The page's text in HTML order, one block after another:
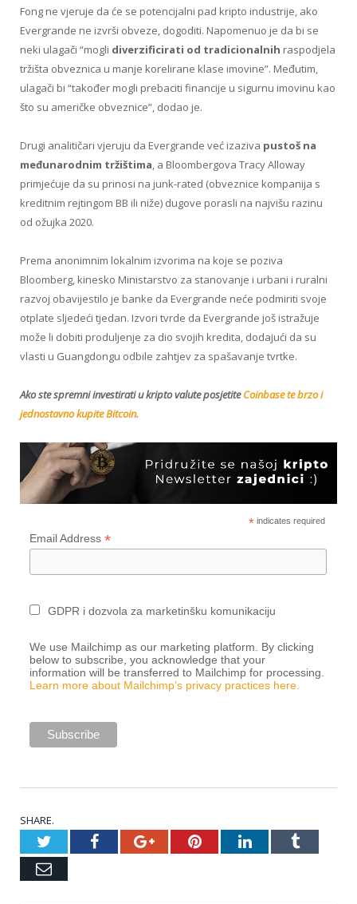
Fong ne vjeruje da će se potencijalni pad kripto industrije, ako
Evergrande ne izvrši obveze, dogoditi. Napomenuo je da bi se
neki ulagači “mogli diverzificirati od tradicionalnih raspodjela
tržišta obveznica u manje korelirane klase imovine”. Međutim,
ulagači bi “također mogli prebaciti financije u sigurnu imovinu kao
što su američke obveznice”, dodao je.
Drugi analitičari vjeruju da Evergrande već izaziva pustoš na
međunarodnim tržištima, a Bloombergova Tracy Alloway
primjećuje da su prinosi na junk-rated (obveznice kompanija s
kreditnim rejtingom BB ili niže) dugove porasli na najvišu razinu
od ožujka 2020.
Prema anonimnim lokalnim izvorima na koje se poziva
Bloomberg, kinesko Ministarstvo za stanovanje i urbani i ruralni
razvoj obavijestilo je banke da Evergrande neće podmiriti svoje
otplate sljedeći tjedan. Izvori tvrde da Evergrande još istražuje
može li dobiti produljenje za dio svojih kredita, dodajući da su
vlasti u Guangdongu odbile zahtjev za spašavanje tvrtke.
Ako ste spremni investirati u kripto valute posjetiteCoinbase te brzo i
jednostavno kupite Bitcoin.
*indicates required
Email Address *
GDPR i dozvola za marketinšku komunikaciju
We use Mailchimp as our marketing platform. By clicking
below to subscribe, you acknowledge that your
information will be transferred to Mailchimp for processing.
Learn more about Mailchimp’s privacy practices here.
SHARE.
TwitterFacebookGoogle+PinterestLinkedInTumblr
Email